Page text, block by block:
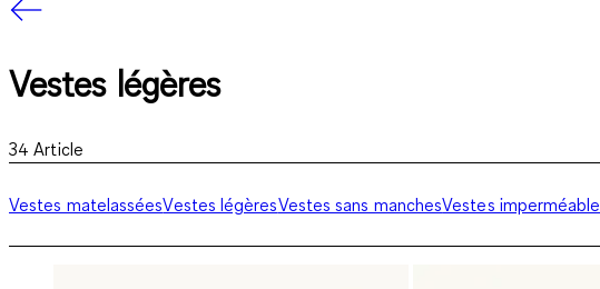
Vestes légères
34 Article
Vestes matelasséesVestes légèresVestes sans manchesVestes imperméable